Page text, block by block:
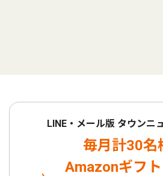
LINE・メール版 タウンニ
毎月計30名
Amazonギフ